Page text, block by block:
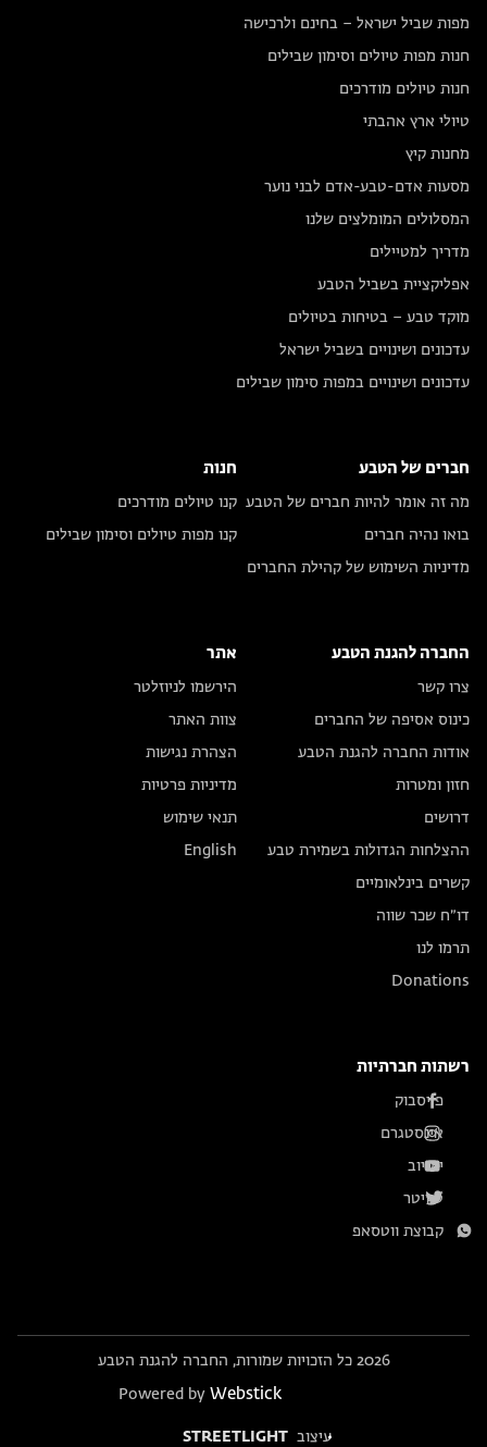
מפות שביל ישראל – בחינם ולרכישה
חנות מפות טיולים וסימון שבילים
חנות טיולים מודרכים
טיולי ארץ אהבתי
מחנות קיץ
מסעות אדם-טבע-אדם לבני נוער
המסלולים המומלצים שלנו
מדריך למטיילים
אפליקציית בשביל הטבע
מוקד טבע – בטיחות בטיולים
עדכונים ושינויים בשביל ישראל
עדכונים ושינויים במפות סימון שבילים
חברים של הטבע
מה זה אומר להיות חברים של הטבע
בואו נהיה חברים
מדיניות השימוש של קהילת החברים
חנות
קנו טיולים מודרכים
קנו מפות טיולים וסימון שבילים
החברה להגנת הטבע
צרו קשר
כינוס אסיפה של החברים
אודות החברה להגנת הטבע
חזון ומטרות
דרושים
ההצלחות הגדולות בשמירת טבע
קשרים בינלאומיים
דו״ח שכר שווה
תרמו לנו
Donations
אתר
הירשמו לניוזלטר
צוות האתר
הצהרת נגישות
מדיניות פרטיות
תנאי שימוש
English
רשתות חברתיות
פייסבוק
אינסטגרם
יוטיוב
טוויטר
קבוצת ווטסאפ
2026 כל הזכויות שמורות, החברה להגנת הטבע
Powered by Webstick
עיצוב STREETLIGHT